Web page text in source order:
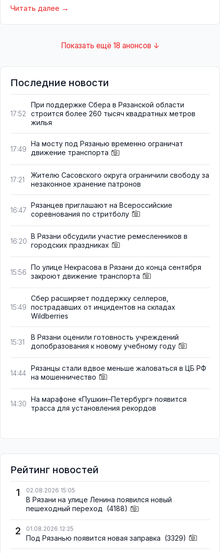
Читать далее
Показать ещё 18 анонсов ↓
Последние новости
17:52
При поддержке Сбера в Рязанской области
строится более 260 тысяч квадратных метров
жилья
17:49
На мосту под Рязанью временно ограничат
движение транспорта
17:21
Жителю Сасовского округа ограничили свободу за
незаконное хранение патронов
16:47
Рязанцев приглашают на Всероссийские
соревнования по стритболу
16:20
В Рязани обсудили участие ремесленников в
городских праздниках
15:56
По улице Некрасова в Рязани до конца сентября
закроют движение транспорта
15:49
Сбер расширяет поддержку селлеров,
пострадавших от инцидентов на складах
Wildberries
15:31
В Рязани оценили готовность учреждений
допобразования к новому учебному году
14:44
Рязанцы стали вдвое меньше жаловаться в ЦБ РФ
на мошенничество
14:30
На марафоне «Пушкин–Петербург» появится
трасса для установления рекордов
Рейтинг новостей
1
02.08.2026 15:05
В Рязани на улице Ленина появился новый
пешеходный переход (4188)
2 01.08.2026 12:25
Под Рязанью появится новая заправка (3329)